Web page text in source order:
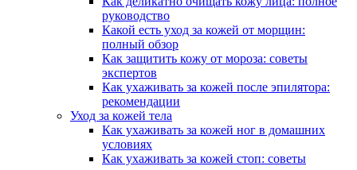
руководство
Какой есть уход за кожей от морщин:
полный обзор
Как защитить кожу от мороза: советы
экспертов
Как ухаживать за кожей после эпилятора:
рекомендации
Уход за кожей тела
Как ухаживать за кожей ног в домашних
условиях
Как ухаживать за кожей стоп: советы